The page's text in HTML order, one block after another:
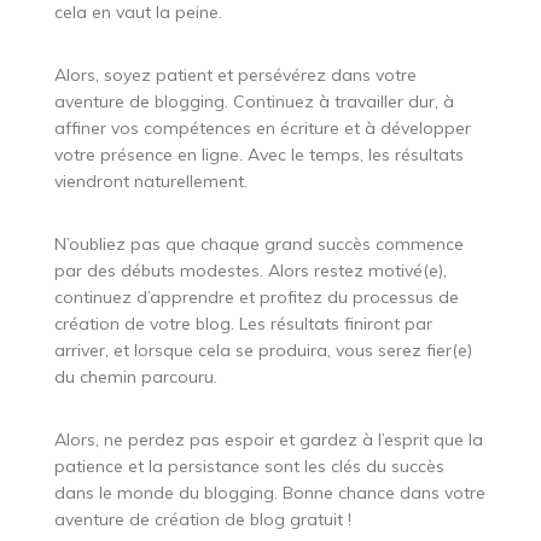
cela en vaut la peine.
Alors, soyez patient et persévérez dans votre
aventure de blogging. Continuez à travailler dur, à
affiner vos compétences en écriture et à développer
votre présence en ligne. Avec le temps, les résultats
viendront naturellement.
N’oubliez pas que chaque grand succès commence
par des débuts modestes. Alors restez motivé(e),
continuez d’apprendre et profitez du processus de
création de votre blog. Les résultats finiront par
arriver, et lorsque cela se produira, vous serez fier(e)
du chemin parcouru.
Alors, ne perdez pas espoir et gardez à l’esprit que la
patience et la persistance sont les clés du succès
dans le monde du blogging. Bonne chance dans votre
aventure de création de blog gratuit !